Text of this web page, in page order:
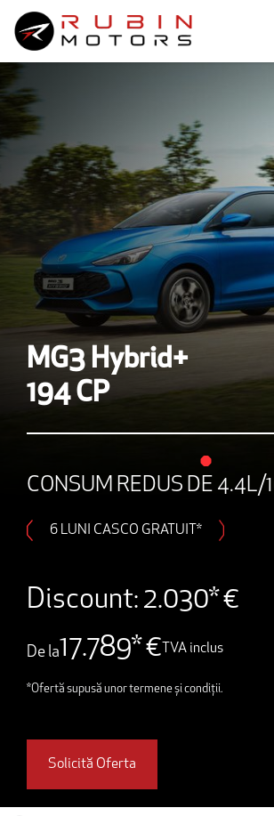
MG3 Hybrid+
194 CP
CONSUM REDUS DE 4.4L/
6 LUNI CASCO GRATUIT*
Discount: 2.030* €
De la17.789* € TVA inclus
*Ofertă supusă unor termene și condiții.
Solicită Oferta